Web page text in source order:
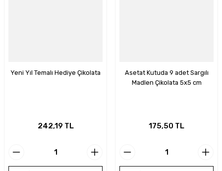
Yeni Yıl Temalı Hediye Çikolata
242,19 TL
Asetat Kutuda 9 adet Sargılı
Madlen Çikolata 5x5 cm
175,50 TL